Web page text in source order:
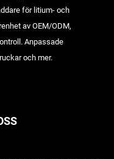
för litium- och
av OEM/ODM,
Anpassade
och mer.